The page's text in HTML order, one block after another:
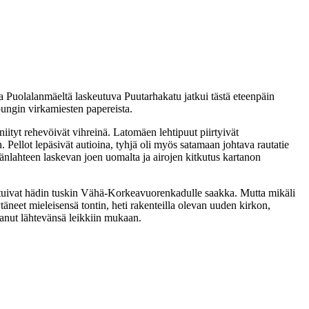
laskeutuva Puutarhakatu jatkui tästä eteenpäin
virkamiesten papereista.
rehevöivät vihreinä. Latomäen lehtipuut piirtyivät
lepäsivät autioina, tyhjä oli myös satamaan johtava rautatie
laskevan joen uomalta ja airojen kitkutus kartanon
hädin tuskin Vähä-Korkeavuorenkadulle saakka. Mutta mikäli
mieleisensä tontin, heti rakenteilla olevan uuden kirkon,
lähtevänsä leikkiin mukaan.